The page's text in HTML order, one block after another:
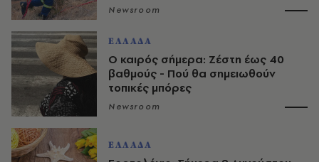
Newsroom
ΕΛΛΑΔΑ
O καιρός σήμερα: Ζέστη έως 40
βαθμούς - Πού θα σημειωθούν
τοπικές μπόρες
Newsroom
ΕΛΛΑΔΑ